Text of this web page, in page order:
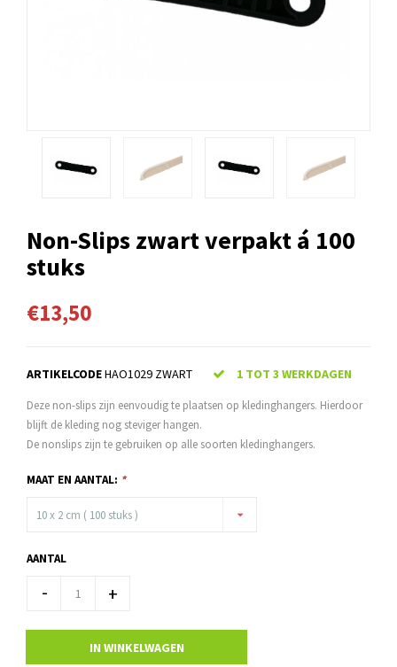
Non-Slips zwart verpakt á 100
stuks
€13,50
ARTIKELCODEHAO1029 ZWART 1 TOT 3 WERKDAGEN
Deze non-slips zijn eenvoudig te plaatsen op kledinghangers. Hierdoor
blijft de kleding nog steviger hangen.
De nonslips zijn te gebruiken op alle soorten kledinghangers.
MAAT EN AANTAL: *
10 x 2 cm ( 100 stuks )
AANTAL
- +
IN WINKELWAGEN